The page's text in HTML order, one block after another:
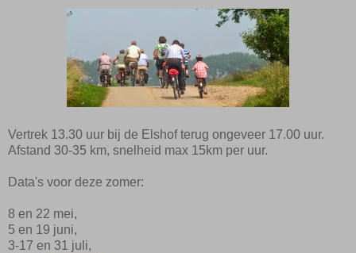
Vertrek 13.30 uur bij de Elshof terug ongeveer 17.00 uur.
Afstand 30-35 km, snelheid max 15km per uur.
Data's voor deze zomer:
8 en 22 mei,
5 en 19 juni,
3-17 en 31 juli,